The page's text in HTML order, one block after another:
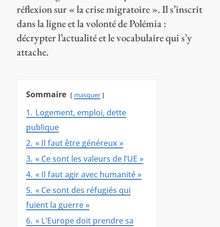
réflexion sur « la crise migratoire ». Il s’inscrit
dans la ligne et la volonté de Polémia :
décrypter l’actualité et le vocabulaire qui s’y
attache.
Sommaire masquer
1. Logement, emploi, dette
publique
2. « Il faut être généreux »
3. « Ce sont les valeurs de l’UE »
4. « Il faut agir avec humanité »
5. « Ce sont des réfugiés qui
fuient la guerre »
6. « L’Europe doit prendre sa